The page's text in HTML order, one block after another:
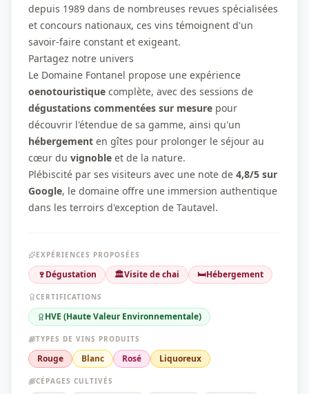
depuis 1989 dans de nombreuses revues spécialisées
et concours nationaux, ces vins témoignent d'un
savoir-faire constant et exigeant.
Partagez notre univers
Le Domaine Fontanel propose une expérience
oenotouristique complète, avec des sessions de
dégustations commentées sur mesure pour
découvrir l'étendue de sa gamme, ainsi qu'un
hébergement en gîtes pour prolonger le séjour au
cœur du vignoble et de la nature.
Plébiscité par ses visiteurs avec une note de 4,8/5 sur
Google, le domaine offre une immersion authentique
dans les terroirs d'exception de Tautavel.
EXPÉRIENCES PROPOSÉES
🍷Dégustation 🏛️Visite de chai 🛏️Hébergement
CERTIFICATIONS
HVE (Haute Valeur Environnementale)
TYPES DE VINS PRODUITS
Rouge Blanc Rosé Liquoreux
CÉPAGES CULTIVÉS